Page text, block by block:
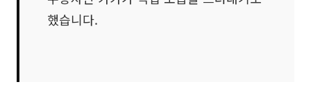
했습니다.